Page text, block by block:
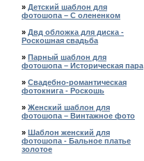
» Детский шаблон для
фотошопа – С олененком
» Двд обложка для диска -
Роскошная свадьба
» Парный шаблон для
фотошопа – Историческая пара
» Свадебно-романтическая
фотокнига - Роскошь
» Женский шаблон для
фотошопа – Винтажное фото
» Шаблон женский для
фотошопа - Бальное платье
золотое